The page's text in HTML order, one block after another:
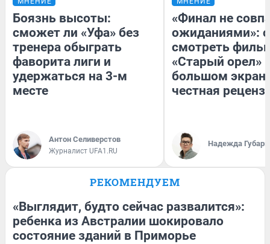
Боязнь высоты:
сможет ли «Уфа» без
тренера обыграть
фаворита лиги и
удержаться на 3-м
месте
Антон Селиверстов
Журналист UFA1.RU
«Финал не
ожиданиями»:
смотреть
«Старый орел»
большом
честная
Надежда Губарь
РЕКОМЕНДУЕМ
«Выглядит, будто сейчас развалится»:
ребенка из Австралии шокировало
состояние зданий в Приморье